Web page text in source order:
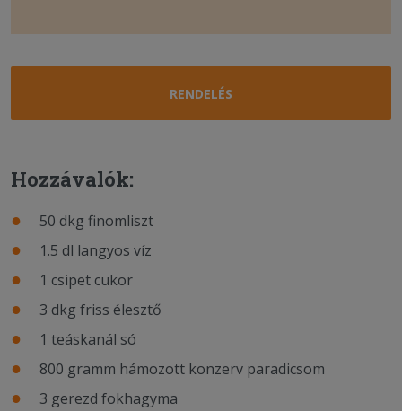
RENDELÉS
Hozzávalók:
50 dkg finomliszt
1.5 dl langyos víz
1 csipet cukor
3 dkg friss élesztő
1 teáskanál só
800 gramm hámozott konzerv paradicsom
3 gerezd fokhagyma